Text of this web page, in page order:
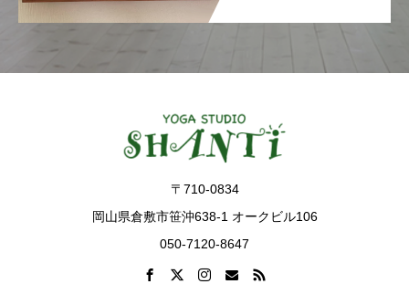
〒710-0834
岡山県倉敷市笹沖638-1 オークビル106
050-7120-8647